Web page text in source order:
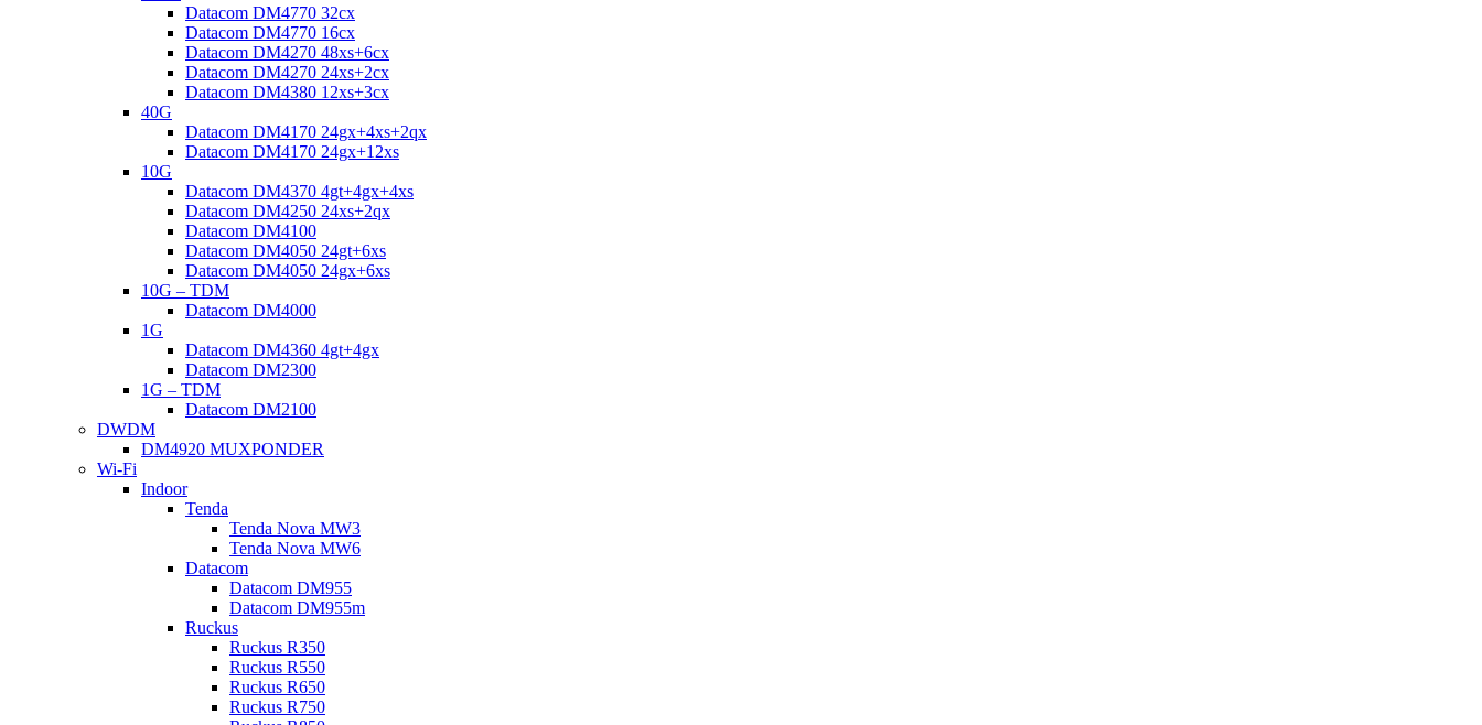
Datacom DM4770 32cx
Datacom DM4770 16cx
Datacom DM4270 48xs+6cx
Datacom DM4270 24xs+2cx
Datacom DM4380 12xs+3cx
40G
Datacom DM4170 24gx+4xs+2qx
Datacom DM4170 24gx+12xs
10G
Datacom DM4370 4gt+4gx+4xs
Datacom DM4250 24xs+2qx
Datacom DM4100
Datacom DM4050 24gt+6xs
Datacom DM4050 24gx+6xs
10G – TDM
Datacom DM4000
1G
Datacom DM4360 4gt+4gx
Datacom DM2300
1G – TDM
Datacom DM2100
DWDM
DM4920 MUXPONDER
Wi-Fi
Indoor
Tenda
Tenda Nova MW3
Tenda Nova MW6
Datacom
Datacom DM955
Datacom DM955m
Ruckus
Ruckus R350
Ruckus R550
Ruckus R650
Ruckus R750